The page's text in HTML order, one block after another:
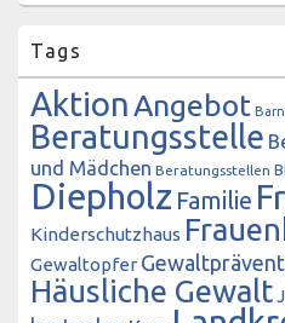
Tags
Aktion Angebot
Beratungsstelle
und Mädchen Beratungsstellen
Diepholz Familie
Kinderschutzhaus
Gewaltopfer
Häusliche Gewalt